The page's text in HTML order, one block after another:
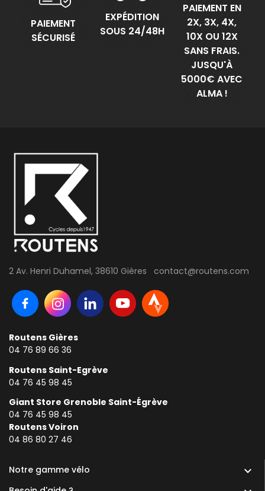
PAIEMENT
SÉCURISÉ
EXPÉDITION
SOUS 24/48H
PAIEMENT EN
2X, 3X, 4X,
10X OU 12X
SANS FRAIS.
JUSQU'À
5000€ AVEC
ALMA !
2 Av. Henri Duhamel, 38610 Gières contact@routens.com
Routens Gières
04 76 89 66 36
Routens Saint-Egrève
04 76 45 98 45
Giant Store Grenoble Saint-Égrève
04 76 45 98 45
Routens Voiron
04 86 80 27 46
Notre gamme vélo 